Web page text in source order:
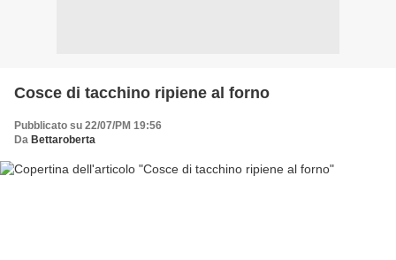
Cosce di tacchino ripiene al forno
Pubblicato su 22/07/PM 19:56
Da Bettaroberta